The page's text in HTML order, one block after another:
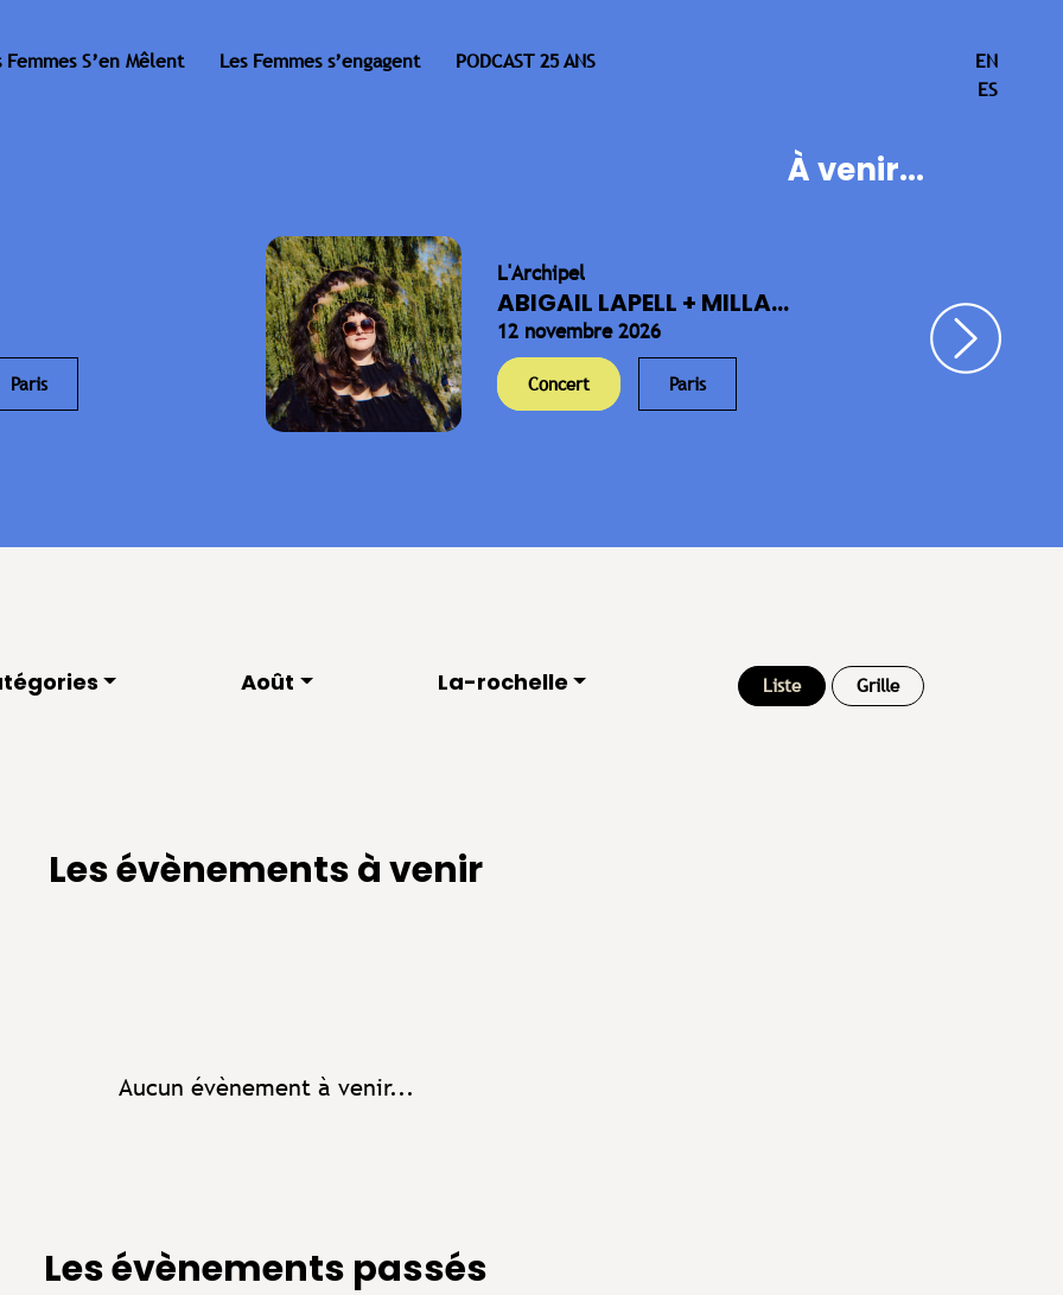
Femmes S’en Mêlent Les Femmes s’engagent PODCAST 25 ANS
EN
ES
À venir...
Paris
L'Archipel
ABIGAIL LAPELL + MILLA...
12 novembre 2026
Concert Paris
Août La-rochelle Liste Grille
Les évènements à venir
Aucun évènement à venir...
Les évènements passés